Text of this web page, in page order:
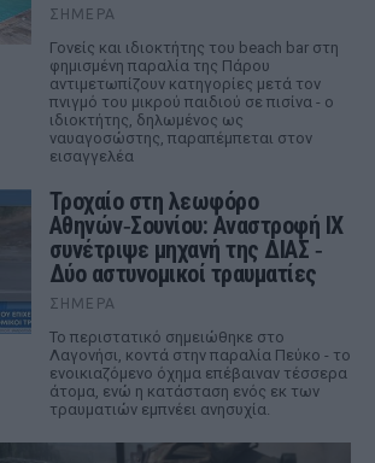
ΣΉΜΕΡΑ
Γονείς και ιδιοκτήτης του beach bar στη
φημισμένη παραλία της Πάρου
αντιμετωπίζουν κατηγορίες μετά τον
πνιγμό του μικρού παιδιού σε πισίνα - ο
ιδιοκτήτης, δηλωμένος ως
ναυαγοσώστης, παραπέμπεται στον
εισαγγελέα
Τροχαίο στη λεωφόρο
Αθηνών‑Σουνίου: Αναστροφή ΙΧ
συνέτριψε μηχανή της ΔΙΑΣ ‑
Δύο αστυνομικοί τραυματίες
ΣΉΜΕΡΑ
Το περιστατικό σημειώθηκε στο
Λαγονήσι, κοντά στην παραλία Πεύκο - το
ενοικιαζόμενο όχημα επέβαιναν τέσσερα
άτομα, ενώ η κατάσταση ενός εκ των
τραυματιών εμπνέει ανησυχία.